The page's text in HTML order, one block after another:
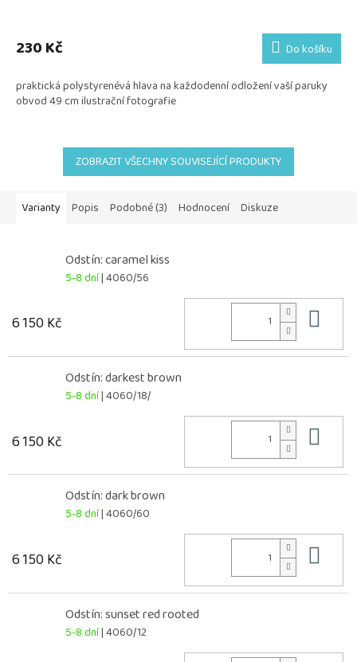
230 Kč Do košíku
praktická polystyrenévá hlava na každodenní odložení vaší paruky
obvod 49 cm ilustrační fotografie
ZOBRAZIT VŠECHNY SOUVISEJÍCÍ PRODUKTY
Varianty Popis Podobné (3) Hodnocení Diskuze
Odstín: caramel kiss
5-8 dní| 4060/56
6 150 Kč
Odstín: darkest brown
5-8 dní| 4060/18/
6 150 Kč
Odstín: dark brown
5-8 dní| 4060/60
6 150 Kč
Odstín: sunset red rooted
5-8 dní| 4060/12